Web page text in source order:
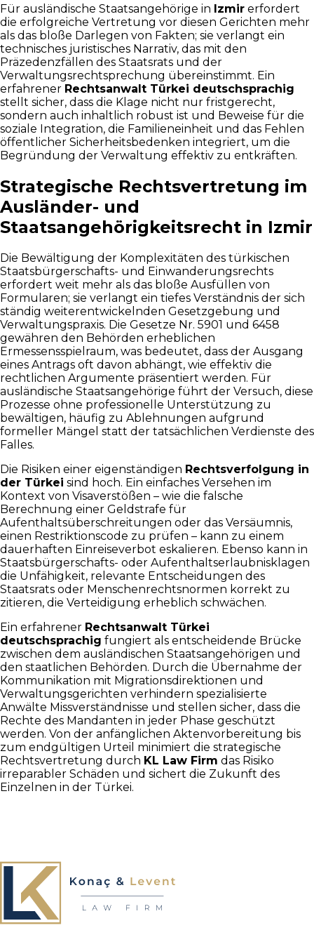
Für ausländische Staatsangehörige in Izmir erfordert
die erfolgreiche Vertretung vor diesen Gerichten mehr
als das bloße Darlegen von Fakten; sie verlangt ein
technisches juristisches Narrativ, das mit den
Präzedenzfällen des Staatsrats und der
Verwaltungsrechtsprechung übereinstimmt. Ein
erfahrener Rechtsanwalt Türkei deutschsprachig
stellt sicher, dass die Klage nicht nur fristgerecht,
sondern auch inhaltlich robust ist und Beweise für die
soziale Integration, die Familieneinheit und das Fehlen
öffentlicher Sicherheitsbedenken integriert, um die
Begründung der Verwaltung effektiv zu entkräften.
Strategische Rechtsvertretung im
Ausländer- und
Staatsangehörigkeitsrecht in Izmir
Die Bewältigung der Komplexitäten des türkischen
Staatsbürgerschafts- und Einwanderungsrechts
erfordert weit mehr als das bloße Ausfüllen von
Formularen; sie verlangt ein tiefes Verständnis der sich
ständig weiterentwickelnden Gesetzgebung und
Verwaltungspraxis. Die Gesetze Nr. 5901 und 6458
gewähren den Behörden erheblichen
Ermessensspielraum, was bedeutet, dass der Ausgang
eines Antrags oft davon abhängt, wie effektiv die
rechtlichen Argumente präsentiert werden. Für
ausländische Staatsangehörige führt der Versuch, diese
Prozesse ohne professionelle Unterstützung zu
bewältigen, häufig zu Ablehnungen aufgrund
formeller Mängel statt der tatsächlichen Verdienste des
Falles.
Die Risiken einer eigenständigen Rechtsverfolgung in
der Türkei sind hoch. Ein einfaches Versehen im
Kontext von Visaverstößen – wie die falsche
Berechnung einer Geldstrafe für
Aufenthaltsüberschreitungen oder das Versäumnis,
einen Restriktionscode zu prüfen – kann zu einem
dauerhaften Einreiseverbot eskalieren. Ebenso kann in
Staatsbürgerschafts- oder Aufenthaltserlaubnisklagen
die Unfähigkeit, relevante Entscheidungen des
Staatsrats oder Menschenrechtsnormen korrekt zu
zitieren, die Verteidigung erheblich schwächen.
Ein erfahrener Rechtsanwalt Türkei
deutschsprachig fungiert als entscheidende Brücke
zwischen dem ausländischen Staatsangehörigen und
den staatlichen Behörden. Durch die Übernahme der
Kommunikation mit Migrationsdirektionen und
Verwaltungsgerichten verhindern spezialisierte
Anwälte Missverständnisse und stellen sicher, dass die
Rechte des Mandanten in jeder Phase geschützt
werden. Von der anfänglichen Aktenvorbereitung bis
zum endgültigen Urteil minimiert die strategische
Rechtsvertretung durch KL Law Firm das Risiko
irreparabler Schäden und sichert die Zukunft des
Einzelnen in der Türkei.